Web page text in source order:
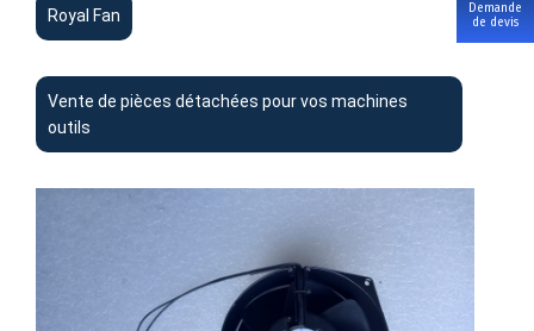
Demande
de devis
Royal Fan
Vente de pièces détachées pour vos machines
outils